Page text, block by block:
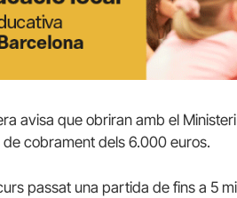
avisa que obriran amb el
de cobrament dels 6.000 euros.
passat una partida de fins a 5